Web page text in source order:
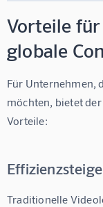
Vorteile
globale
Für Unternehmen,
möchten, bietet
Vorteile:
Traditionelle